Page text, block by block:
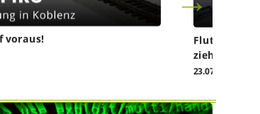
voraus!
ziehen vor
23.07.2026